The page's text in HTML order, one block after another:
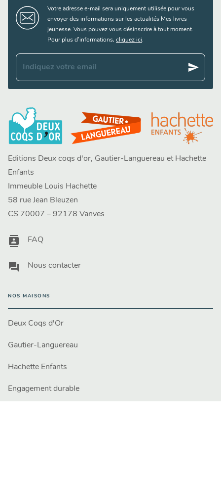
Votre adresse e-mail sera uniquement utilisée pour vous
envoyer des informations sur les actualités Mes livres
jeunesse. Vous pouvez vous désinscrire à tout moment.
Pour plus d’informations, cliquez ici.
Indiquez votre email send
Editions Deux coqs d'or, Gautier-Languereau et Hachette
Enfants
Immeuble Louis Hachette
58 rue Jean Bleuzen
CS 70007 – 92178 Vanves
contacts FAQ
question_answer Nous contacter
NOS MAISONS
Deux Coqs d'Or
Gautier-Languereau
Hachette Enfants
Engagement durable